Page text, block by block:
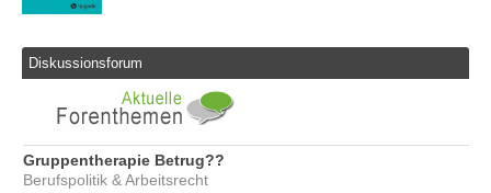
Diskussionsforum
Gruppentherapie Betrug??
Berufspolitik & Arbeitsrecht